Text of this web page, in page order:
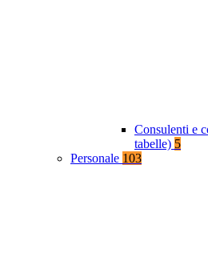
Consulenti e
tabelle) 5
Personale 103